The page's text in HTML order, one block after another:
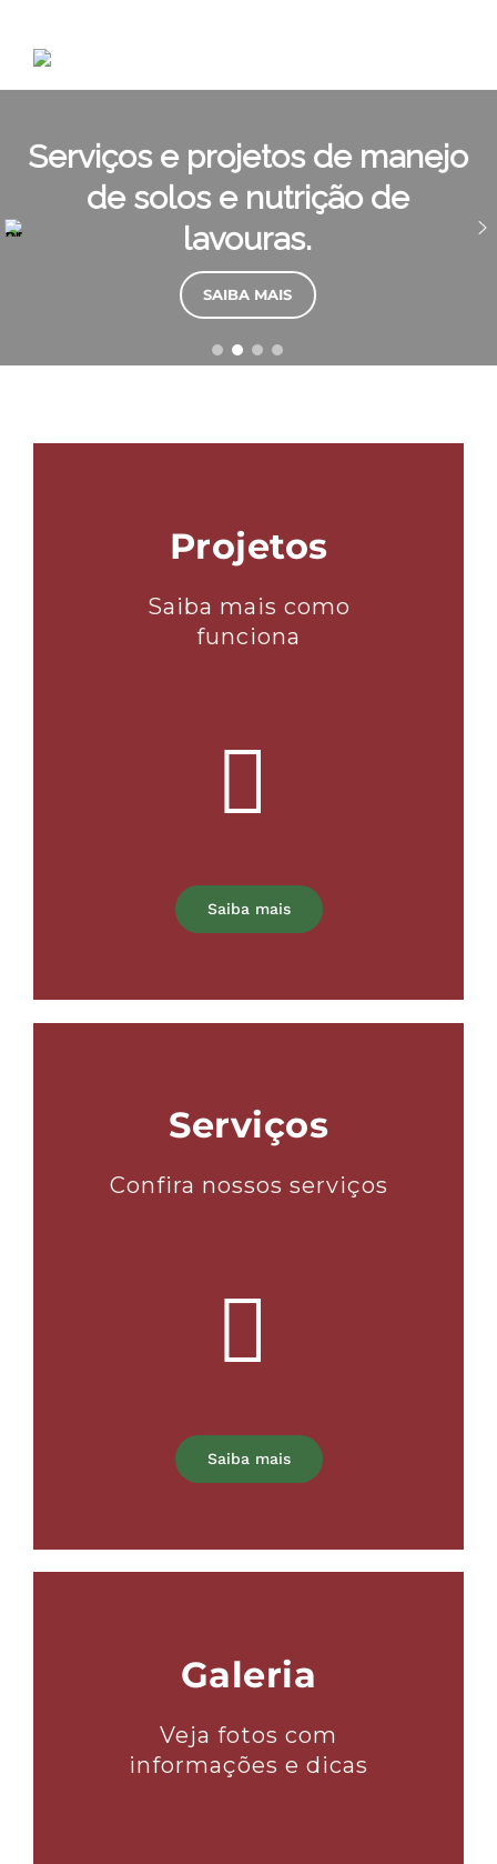
Serviços
Serviços e projetos de manejo
de solos e nutrição de
lavouras.
SAIBA MAIS
Projetos
Saiba mais como
funciona
Saiba mais
Serviços
Confira nossos serviços
Saiba mais
Galeria
Veja fotos com
informações e dicas